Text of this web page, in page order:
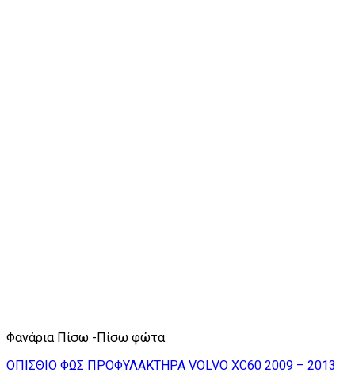
Φανάρια Πίσω -Πίσω φώτα
ΟΠΙΣΘΙΟ ΦΩΣ ΠΡΟΦΥΛΑΚΤΗΡΑ VOLVO XC60 2009 – 2013